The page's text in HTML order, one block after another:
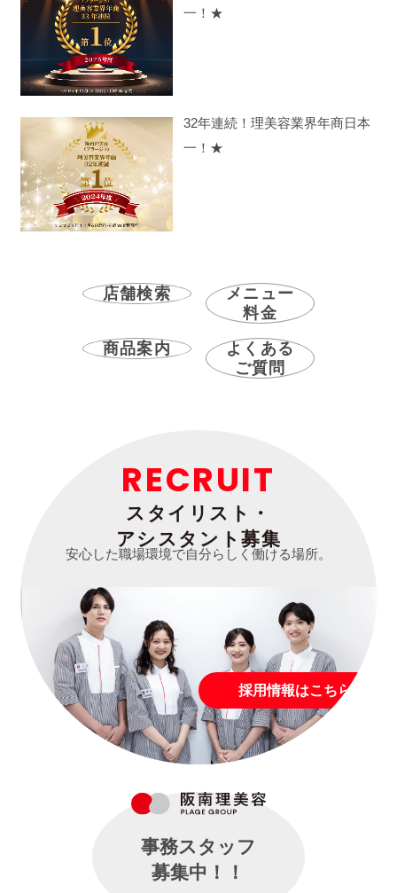
一！★
32年連続！理美容業界年商日本
一！★
店舗検索
メニュー
料金
商品案内
よくある
ご質問
RECRUIT
スタイリスト・
アシスタント募集
安心した職場環境で自分らしく働ける場所。
採用情報はこちら
事務スタッフ
募集中！！